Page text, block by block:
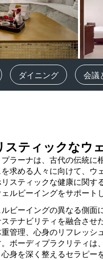
ダイニング 会議
ティックなウ
ラーナは、古代の伝統
求める人々に向けて、
スティックな健康に関
ルビーイングをサポート
ビーイングの異なる側
テナビリティを融合さ
管理、心身のリフレッ
ボーディプラクリティ
身を深く整えるセラピー